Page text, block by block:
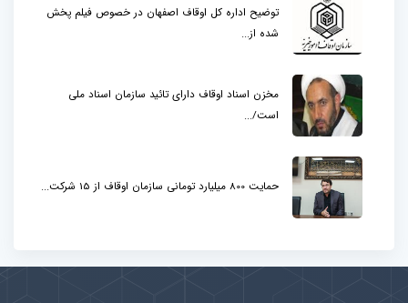
توضیح اداره کل اوقاف اصفهان در خصوص فیلم پخش
شده از...
مخزن اسناد اوقاف دارای تائید سازمان اسناد ملی
است/...
حمایت 800 میلیارد تومانی سازمان اوقاف از 15 شرکت...